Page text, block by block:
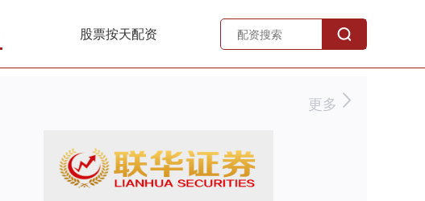
股票按天配资
更多